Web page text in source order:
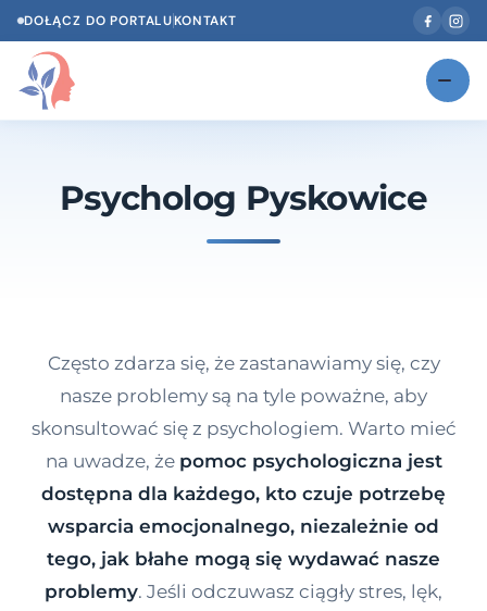
DOŁĄCZ DO PORTALUKONTAKT
GabinetyNOWOŚĆ
Dawka wiedzy
Kontakt
Dołącz do portalu
Psycholog Pyskowice
Często zdarza się, że zastanawiamy się, czy
nasze problemy są na tyle poważne, aby
skonsultować się z psychologiem. Warto mieć
na uwadze, że pomoc psychologiczna jest
dostępna dla każdego, kto czuje potrzebę
wsparcia emocjonalnego, niezależnie od
tego, jak błahe mogą się wydawać nasze
problemy. Jeśli odczuwasz ciągły stres, lęk,